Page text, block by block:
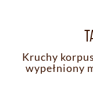
Kruchy
wypełniony